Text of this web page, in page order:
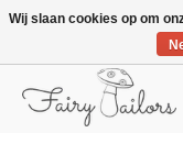
De mooiste online selectie
Wij slaan cookies op om